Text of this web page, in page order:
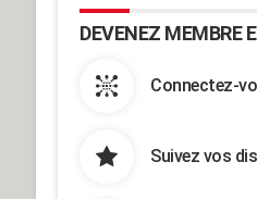
DEVENEZ MEMBRE
Connectez-
Suivez vos